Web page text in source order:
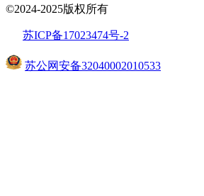
©2024-2025版权所有
苏ICP备17023474号-2
苏公网安备32040002010533